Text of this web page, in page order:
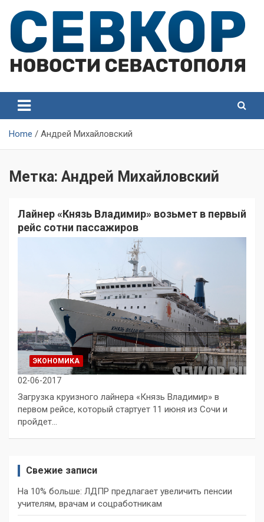
content
Севастополя
Севастополя
Home Андрей Михайловский
Метка: Андрей Михайловский
Лайнер «Князь Владимир» возьмет в первый
рейс сотни пассажиров
ЭКОНОМИКА
02-06-2017
Загрузка круизного лайнера «Князь Владимир» в
первом рейсе, который стартует 11 июня из Сочи и
пройдет…
Свежие записи
На 10% больше: ЛДПР предлагает увеличить пенсии
учителям, врачам и соцработникам